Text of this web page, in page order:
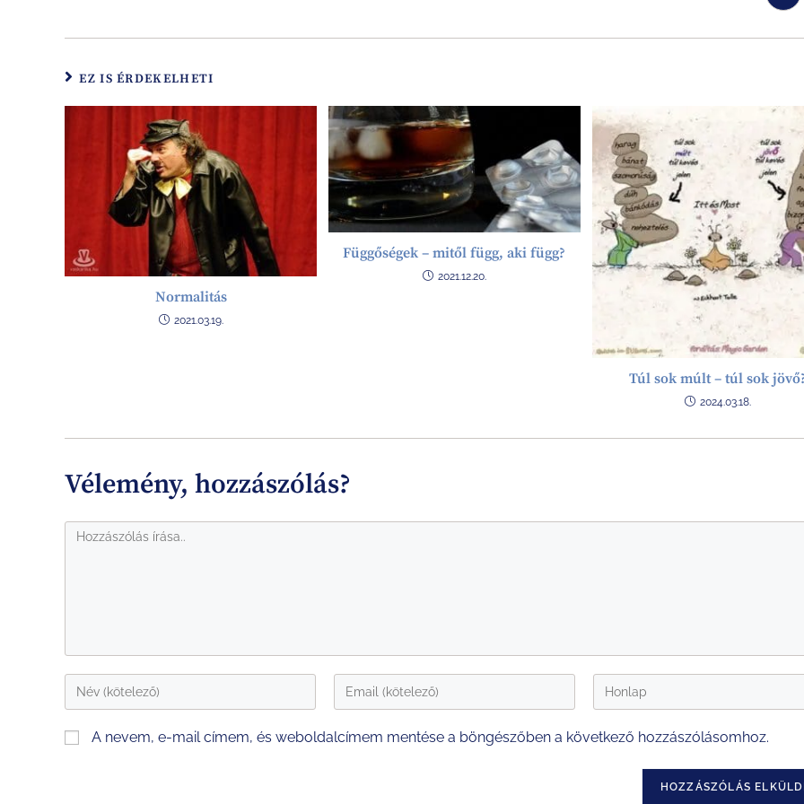
EZ IS ÉRDEKELHETI
Normalitás
2021.03.19.
Függőségek – mitől függ, aki függ?
2021.12.20.
Túl sok múlt – túl sok
2024.03.18.
Vélemény, hozzászólás?
A nevem, e-mail címem, és weboldalcímem mentése a böngészőben a következő hozzászólásomhoz.